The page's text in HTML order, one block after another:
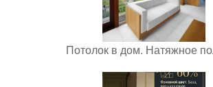
Потолок в дом. Натяжное